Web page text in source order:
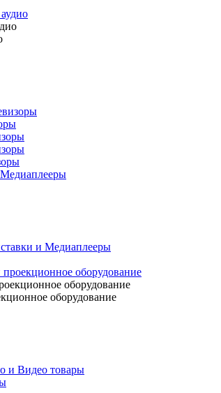
и Медиаплееры
оборудование
оборудование
оборудование
и Видео товары